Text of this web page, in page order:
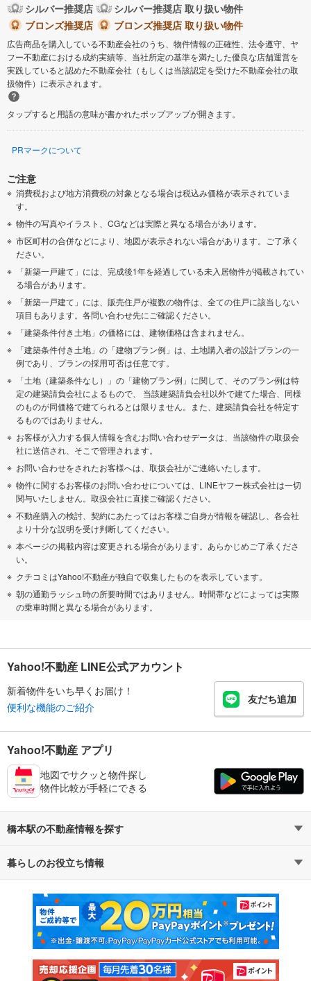
シルバー推奨店
シルバー推奨店 取り扱い物件
ブロンズ推奨店
ブロンズ推奨店 取り扱い物件
広告商品を購入している不動産会社のうち、物件情報の正確性、法令遵守、ヤ
フー不動産における成約実績等、当社所定の基準を満たした優良な店舗運営を
実践していると認めた不動産会社（もしくは当該認定を受けた不動産会社の取
扱物件）に表示されます。
タップすると用語の意味が書かれたポップアップが開きます。
PRマークについて
ご注意
消費税および地方消費税の対象となる場合は税込み価格が表示されていま
す。
物件の写真やイラスト、CGなどは実際と異なる場合があります。
市区町村の合併などにより、地図が表示されない場合があります。ご了承く
ださい。
「新築一戸建て」には、完成後1年を経過している未入居物件が掲載されてい
る場合があります。
「新築一戸建て」には、販売住戸が複数の物件は、全ての住戸に該当しない
項目もあります。各問い合わせ先にご確認ください。
「建築条件付き土地」の価格には、建物価格は含まれません。
「建築条件付き土地」の「建物プラン例」は、土地購入者の設計プランの一
例であり、プランの採用可否は任意です。
「土地（建築条件なし）」の「建物プラン例」に関して、そのプラン例は特
定の建築請負会社によるもので、 当該建築請負会社以外で建てた場合、同様
のものが同価格で建てられるとは限りません。また、建築請負会社を特定す
るものではありません。
お客様が入力する個人情報を含むお問い合わせデータは、当該物件の取扱会
社に送信され、そこで管理されます。
お問い合わせをされたお客様へは、取扱会社がご連絡いたします。
物件に関するお客様のお問い合わせについては、LINEヤフー株式会社は一切
関与いたしません。取扱会社に直接ご確認ください。
不動産購入の検討、契約にあたってはお客様ご自身が情報を確認し、各会社
より十分な説明を受け判断してください。
本ページの掲載内容は変更される場合があります。あらかじめご了承くださ
い。
クチコミはYahoo!不動産が独自で収集したものを表示しています。
朝の通勤ラッシュ時の所要時間ではありません。時間帯などによっては実際
の乗車時間と異なる場合があります。
Yahoo!不動産 LINE公式アカウント
新着物件をいち早くお届け！
便利な機能のご紹介
友だち追加
Yahoo!不動産 アプリ
地図でサクッと物件探し
物件比較が手軽にできる
橋本駅の不動産情報を探す
不動産・住宅
新築マンション 中古マンション
新築一戸建て 中古一戸建て
注文住宅 土地
暮らしのお役立ち情報
マンションカタログ 教えて！住まいの先生